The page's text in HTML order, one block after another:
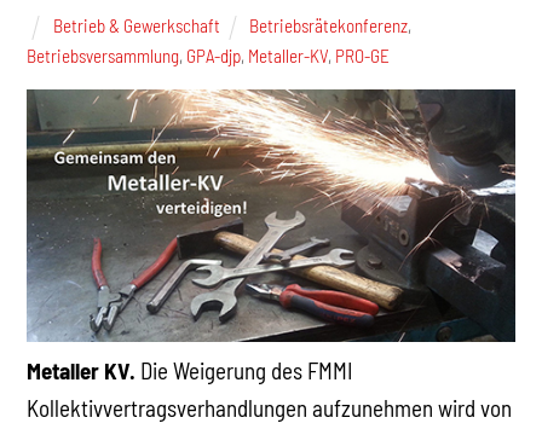
Betrieb & Gewerkschaft Betriebsrätekonferenz,
Betriebsversammlung, GPA-djp, Metaller-KV, PRO-GE
Metaller KV. Die Weigerung des FMMI
Kollektivvertragsverhandlungen aufzunehmen wird von